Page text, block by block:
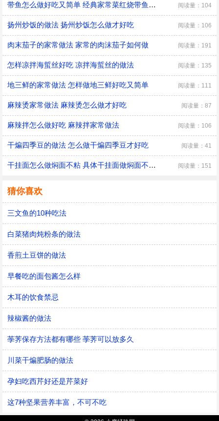
带鱼怎么做好吃又简单 经典家常菜红烧带鱼的做法 阅读量：104
扬州炒饭的做法 扬州炒饭怎么做才好吃 阅读量：106
肉末茄子的家常做法 家常的肉沫茄子如何做 阅读量：191
怎样凉拌海蜇丝好吃 凉拌海蜇丝的做法 阅读量：135
地三鲜的家常做法 怎样做地三鲜好吃又简单 阅读量：111
麻辣烫家常做法 麻辣烫怎么做才好吃 阅读量：87
麻辣拌怎么做好吃 麻辣拌家常做法 阅读量：106
干煸四季豆的做法 怎么做干煸四季豆才好吃 阅读量：41
干挂面怎么做焖面不粘 具体干挂面做焖面不粘的方法 阅读量：151
猜你喜欢
三文鱼的10种吃法
白菜猪肉炖粉条的做法
香煎土豆饼的做法
早餐吃的面包酱怎么样
木耳的饮食禁忌
辣椒酱的做法
荸荠保存方法都有哪些 荸荠可以放多久
川菜干煸肥肠的做法
孕妇吃西芹好还是芹菜好
这7种坚果营养丰富，不可不吃